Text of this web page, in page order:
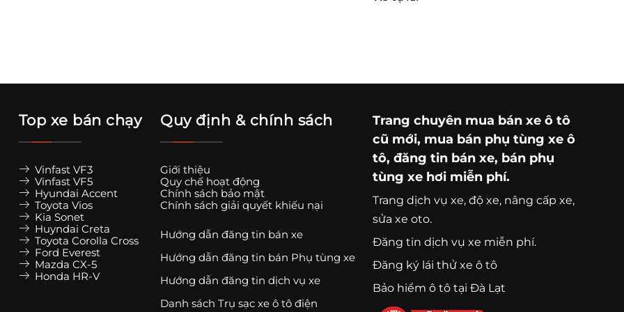
Top xe bán chạy
Vinfast VF3
Vinfast VF5
Hyundai Accent
Toyota Vios
Kia Sonet
Huyndai Creta
Toyota Corolla Cross
Ford Everest
Mazda CX-5
Honda HR-V
Quy định & chính sách
Giới thiệu
Quy chế hoạt động
Chính sách bảo mật
Chính sách giải quyết khiếu nại
Hướng dẫn đăng tin bán xe
Hướng dẫn đăng tin bán Phụ tùng xe
Hướng dẫn đăng tin dịch vụ xe
Danh sách Trụ sạc xe ô tô điện
Trang chuyên mua bán xe ô tô
cũ mới, mua bán phụ tùng xe ô
tô, đăng tin bán xe, bán phụ
tùng xe hơi miễn phí.
Trang dịch vụ xe, độ xe, nâng cấp xe,
sửa xe oto.
Đăng tin dịch vụ xe miễn phí.
Đăng ký lái thử xe ô tô
Bảo hiểm ô tô tại Đà Lạt